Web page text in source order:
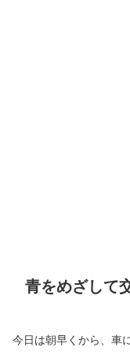
青をめざして
今日は朝早くから、車